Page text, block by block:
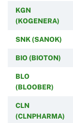
KGN
(KOGENERA)
SNK (SANOK)
BIO (BIOTON)
BLO
(BLOOBER)
CLN
(CLNPHARMA)